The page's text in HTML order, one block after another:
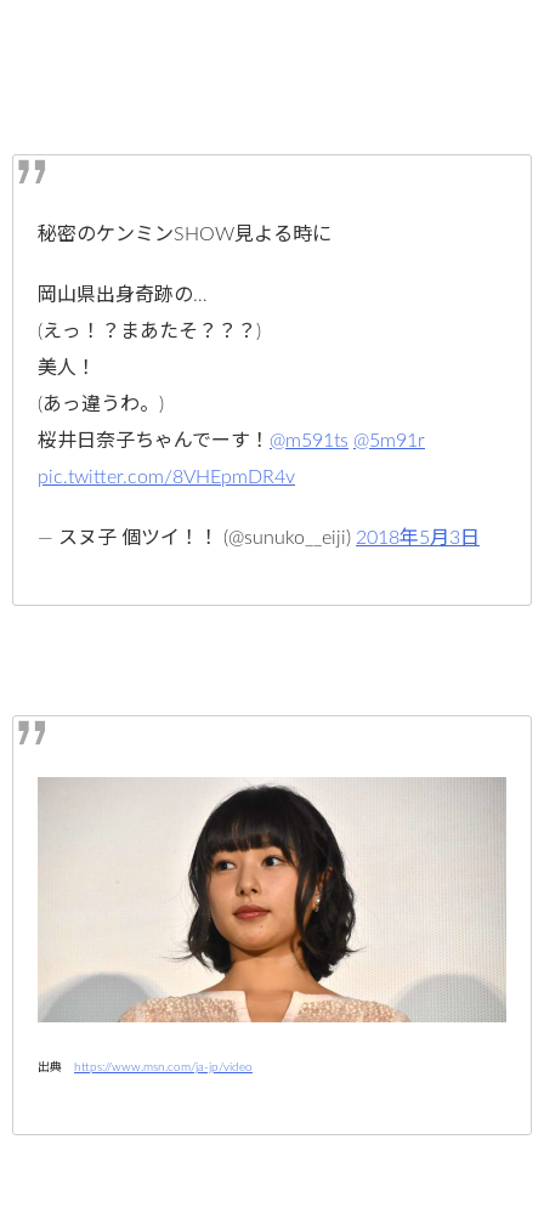
秘密のケンミンSHOW見よる時に
岡山県出身奇跡の…
(えっ！？まあたそ？？？)
美人！
(あっ違うわ。)
桜井日奈子ちゃんでーす！ @m591ts @5m91r
pic.twitter.com/8VHEpmDR4v
— スヌ子 個ツイ！！ (@sunuko__eiji) 2018年5月3日
出典 https://www.msn.com/ja-jp/video